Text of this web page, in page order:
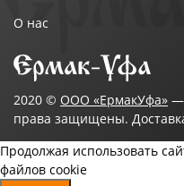
О нас
2020 © ООО «ЕрмакУфа» —
права защищены.
Продолжая использовать
файлов cookie